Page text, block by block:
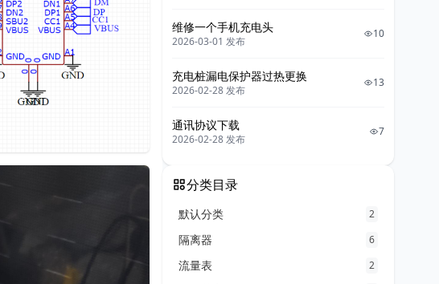
维修一个手机充电头
2026-03-01 发布
10
充电桩漏电保护器过热更换
2026-02-28 发布
13
通讯协议下载
2026-02-28 发布
7
分类目录
默认分类 2
隔离器 6
流量表 2